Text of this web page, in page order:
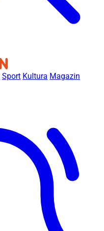
Sport Kultura Magazin